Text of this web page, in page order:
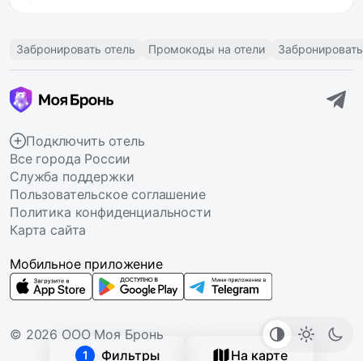
1 Фильтры На карте
Забронировать отель Промокоды на отели
Подключить отель
Все города России
Служба поддержки
Пользовательское соглашение
Политика конфиденциальности
Карта сайта
© 2026 ООО Моя Бронь
Мобильное приложение